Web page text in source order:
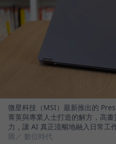
微星科技（MSI）最新推出的
菁英與專業人士打造的解方，高
力，讓 AI 真正流暢地融入日常工作
圖／ 數位時代